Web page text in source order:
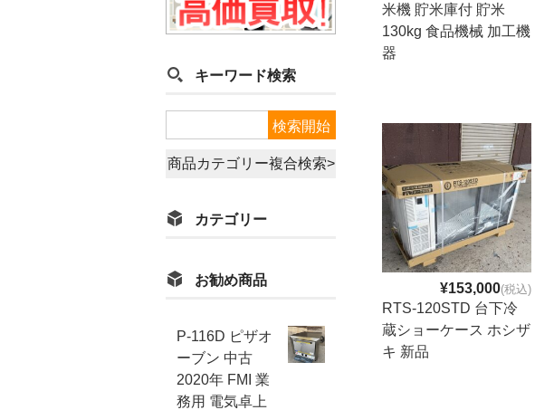
米機 貯米庫付 貯米
130kg 食品機械 加工機
器
¥153,000(税込)
RTS-120STD 台下冷
蔵ショーケース ホシザ
キ 新品
キーワード検索
商品カテゴリー複合検索>
カテゴリー
お勧め商品
P-116D ピザオ
ーブン 中古
2020年 FMI 業
務用 電気卓上